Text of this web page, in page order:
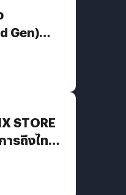
Gen)
STORE
ารถึงไทย